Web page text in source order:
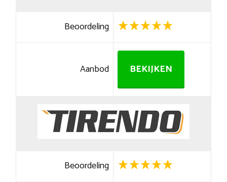
Beoordeling
Aanbod BEKIJKEN
Beoordeling